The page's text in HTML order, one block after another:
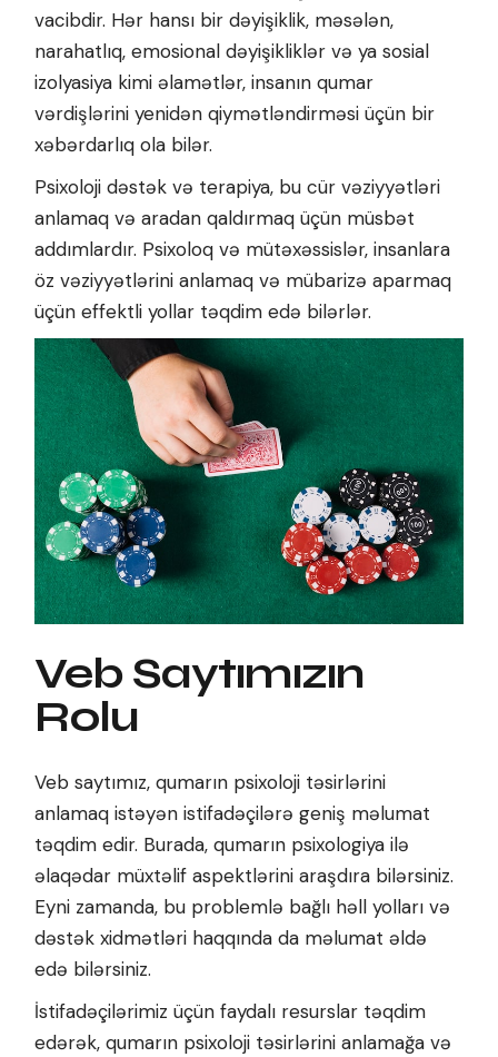
vacibdir. Hər hansı bir dəyişiklik, məsələn,
narahatlıq, emosional dəyişikliklər və ya sosial
izolyasiya kimi əlamətlər, insanın qumar
vərdişlərini yenidən qiymətləndirməsi üçün bir
xəbərdarlıq ola bilər.
Psixoloji dəstək və terapiya, bu cür vəziyyətləri
anlamaq və aradan qaldırmaq üçün müsbət
addımlardır. Psixoloq və mütəxəssislər, insanlara
öz vəziyyətlərini anlamaq və mübarizə aparmaq
üçün effektli yollar təqdim edə bilərlər.
Veb Saytımızın
Rolu
Veb saytımız, qumarın psixoloji təsirlərini
anlamaq istəyən istifadəçilərə geniş məlumat
təqdim edir. Burada, qumarın psixologiya ilə
əlaqədar müxtəlif aspektlərini araşdıra bilərsiniz.
Eyni zamanda, bu problemlə bağlı həll yolları və
dəstək xidmətləri haqqında da məlumat əldə
edə bilərsiniz.
İstifadəçilərimiz üçün faydalı resurslar təqdim
edərək, qumarın psixoloji təsirlərini anlamağa və